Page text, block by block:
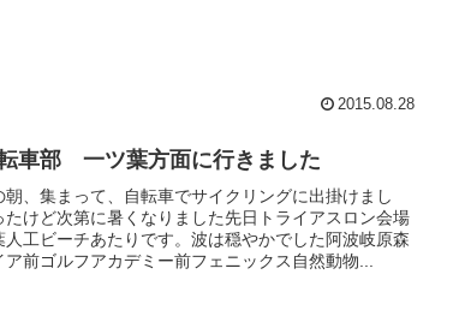
2015.08.28
車部 一ツ葉方面に行きました
朝、集まって、自転車でサイクリングに出掛けまし
たけど次第に暑くなりました先日トライアスロン会場
人工ビーチあたりです。波は穏やかでした阿波岐原森
前ゴルフアカデミー前フェニックス自然動物...